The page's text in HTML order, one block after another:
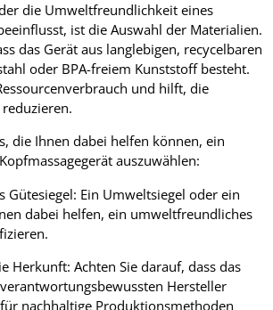
die Umweltfreundlichkeit eines
ist die Auswahl der Materialien.
das Gerät aus langlebigen, recycelbaren
oder BPA-freiem Kunststoff besteht.
und hilft, die
die Ihnen dabei helfen können, ein
auszuwählen:
Gütesiegel: Ein Umweltsiegel oder ein
dabei helfen, ein umweltfreundliches
Herkunft: Achten Sie darauf, dass das
Hersteller
nachhaltige Produktionsmethoden